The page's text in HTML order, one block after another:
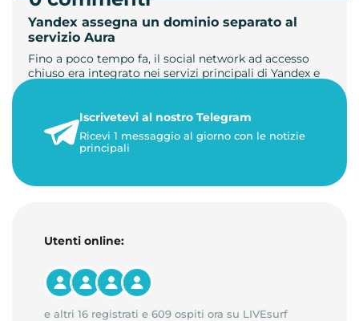
Yandex assegna un dominio separato al
servizio Aura
Fino a poco tempo fa, il social network ad accesso
chiuso era integrato nei servizi principali di Yandex e
23 maggio 2026
1 minuto di lettura
Iscrivetevi al nostro Telegram
Ricevi 1 messaggio al giorno con le notizie
principali
Utenti online:
e altri 16 registrati e 609 ospiti ora su LIVEsurf